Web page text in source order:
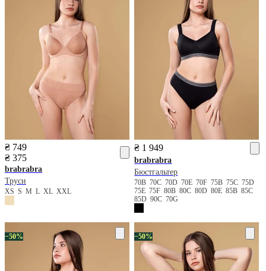
₴ 749
₴ 375
brabrabra
Труси
XS S M L XL XXL
₴ 1 949
brabrabra
Бюстгальтер
70B70C70D70E70F75B75C75D
75E75F80B80C80D80E85B85C
85D90C70G
−50% −50%